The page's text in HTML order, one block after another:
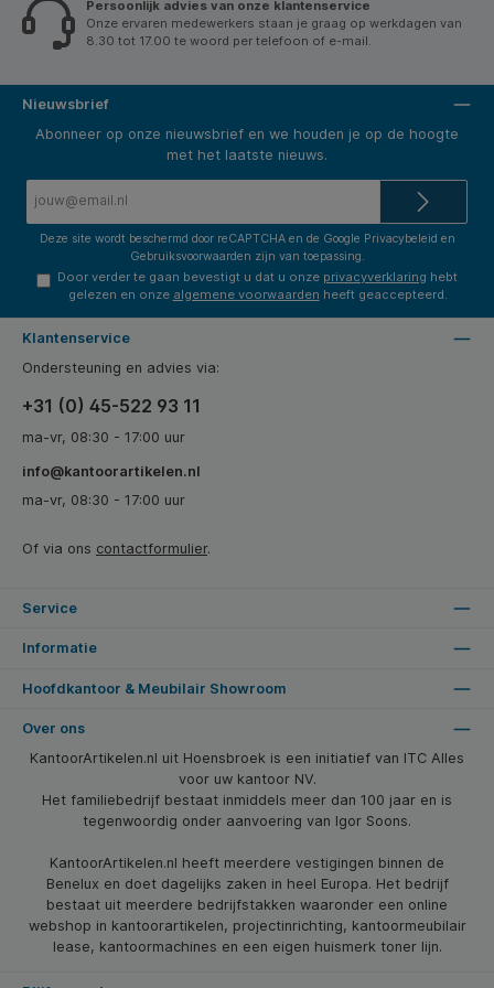
Persoonlijk advies van onze klantenservice
Onze ervaren medewerkers staan je graag op werkdagen van
8.30 tot 17.00 te woord per telefoon of e-mail.
Nieuwsbrief
Abonneer op onze nieuwsbrief en we houden je op de hoogte
met het laatste nieuws.
Deze site wordt beschermd door reCAPTCHA en de Google Privacybeleid en
Gebruiksvoorwaarden zijn van toepassing.
Door verder te gaan bevestigt u dat u onze privacyverklaring hebt
gelezen en onze algemene voorwaarden heeft geaccepteerd.
Klantenservice
Ondersteuning en advies via:
+31 (0) 45-522 93 11
ma-vr, 08:30 - 17:00 uur
info@kantoorartikelen.nl
ma-vr, 08:30 - 17:00 uur
Of via ons contactformulier.
Service
Informatie
Hoofdkantoor & Meubilair Showroom
Over ons
KantoorArtikelen.nl uit Hoensbroek is een initiatief van ITC Alles
voor uw kantoor NV.
Het familiebedrijf bestaat inmiddels meer dan 100 jaar en is
tegenwoordig onder aanvoering van Igor Soons.
KantoorArtikelen.nl heeft meerdere vestigingen binnen de
Benelux en doet dagelijks zaken in heel Europa. Het bedrijf
bestaat uit meerdere bedrijfstakken waaronder een online
webshop in kantoorartikelen, projectinrichting, kantoormeubilair
lease, kantoormachines en een eigen huismerk toner lijn.